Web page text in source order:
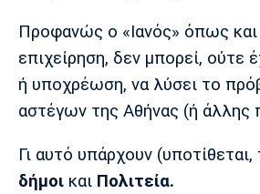
Προφανώς ο «Ιανός» όπως και
επιχείρηση, δεν μπορεί, ούτε
ή υποχρέωση, να λύσει το
αστέγων της Αθήνας (ή άλλης
Γι αυτό υπάρχουν (υποτίθεται,
δήμοι και Πολιτεία.